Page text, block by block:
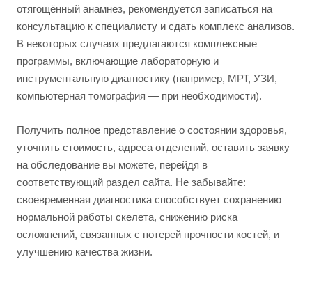
отягощённый анамнез, рекомендуется записаться на
консультацию к специалисту и сдать комплекс анализов.
В некоторых случаях предлагаются комплексные
программы, включающие лабораторную и
инструментальную диагностику (например, МРТ, УЗИ,
компьютерная томография — при необходимости).
Получить полное представление о состоянии здоровья,
уточнить стоимость, адреса отделений, оставить заявку
на обследование вы можете, перейдя в
соответствующий раздел сайта. Не забывайте:
своевременная диагностика способствует сохранению
нормальной работы скелета, снижению риска
осложнений, связанных с потерей прочности костей, и
улучшению качества жизни.